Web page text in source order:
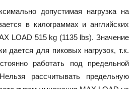
допустимая нагрузка на
в килограммах и английских
LOAD 515 kg (1135 lbs). Значение
дается для пиковых нагрузок, т.к.
работать под предельной
рассчитывать предельную